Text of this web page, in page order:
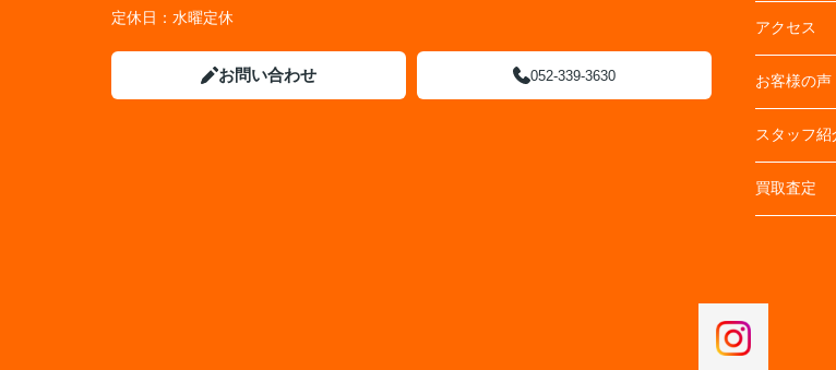
定休日： 水曜定休
お問い合わせ 052-339-3630
アクセス
お客様の声
スタッフ紹
買取査定